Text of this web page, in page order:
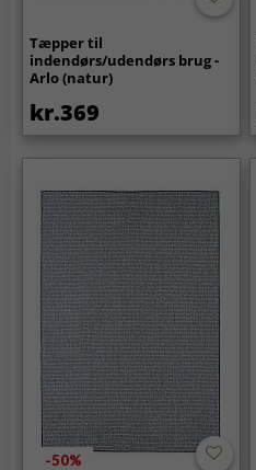
Tæpper til
indendørs/udendørs brug -
Arlo (natur)
kr.369
-50%